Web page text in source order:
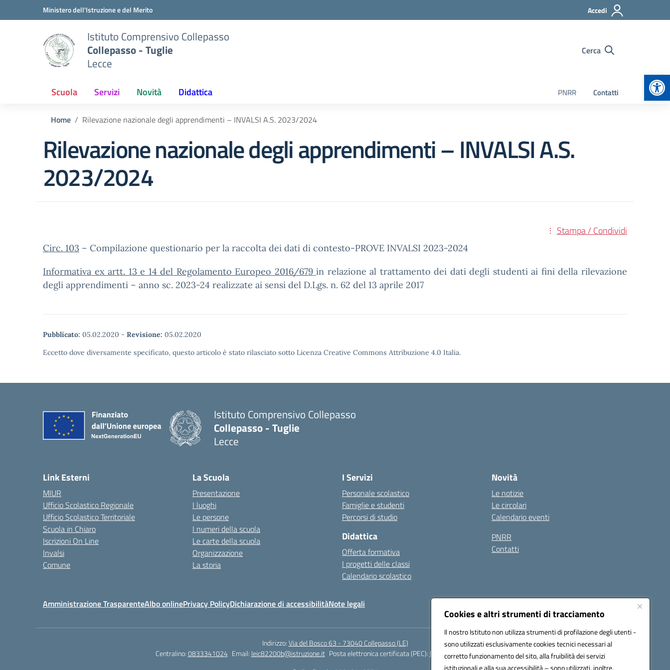
Cookies e altri strumenti di tracciamento
Il nostro Istituto non utilizza strumenti di profilazione degli utenti -
sono utilizzati esclusivamente cookies tecnici necessari al
corretto funzionamento del sito, alla fruibilità dei servizi
istituzionali e alla sua accessibilità – sono utilizzati, inoltre,
Vai ai contenuti
Vai al menu di navigazioneMinistero dell'Istruzione e del Merito Accedi
Istituto Comprensivo Collepasso
Collepasso - Tuglie
Lecce
Cerca
Scuola Servizi Novità Didattica PNRR Contatti
Home Rilevazione nazionale degli apprendimenti – INVALSI A.S. 2023/2024
Rilevazione nazionale degli apprendimenti – INVALSI A.S.
2023/2024
Stampa / Condividi
Circ. 103 – Compilazione questionario per la raccolta dei dati di contesto-PROVE INVALSI 2023-2024
Informativa ex artt. 13 e 14 del Regolamento Europeo 2016/679in relazione al trattamento dei dati degli studenti ai fini della rilevazione
degli apprendimenti – anno sc. 2023-24 realizzate ai sensi del D.Lgs. n. 62 del 13 aprile 2017
Pubblicato: 05.02.2020 - Revisione: 05.02.2020
Eccetto dove diversamente specificato, questo articolo è stato rilasciato sotto Licenza Creative Commons Attribuzione 4.0 Italia.
Istituto Comprensivo Collepasso
Collepasso - Tuglie
Lecce
Link Esterni
MIUR
Ufficio Scolastico Regionale
Ufficio Scolastico Territoriale
Scuola in Chiaro
Iscrizioni On Line
Invalsi
Comune
La Scuola
Presentazione
I luoghi
Le persone
I numeri della scuola
Le carte della scuola
Organizzazione
La storia
I Servizi
Personale scolastico
Famiglie e studenti
Percorsi di studio
Didattica
Offerta formativa
I progetti delle classi
Calendario scolastico
Novità
Le notizie
Le circolari
Calendario eventi
PNRR
Contatti
Amministrazione TrasparenteAlbo onlinePrivacy PolicyDichiarazione di accessibilitàNote legali
Indirizzo:Via del Bosco 63 - 73040 Collepasso (LE)
Centralino:0833341024 Email: leic82200b@istruzione.it Posta elettronica certificata (PEC): leic82200b@pec.istruzione.it